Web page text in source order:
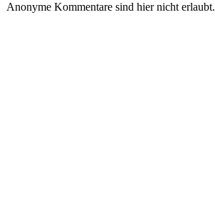
Anonyme Kommentare sind hier nicht erlaubt.